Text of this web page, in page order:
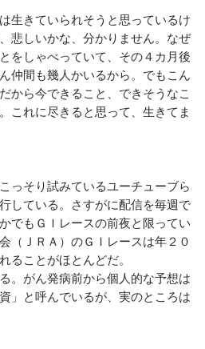
生きていられそうと思っているけ
悲しいかな、分かりません。なぜ
をしゃべっていて、その４カ月後
仲間も幾人かいるから。でもこん
から今できること、できそうなこ
これに尽きると思って、生きてま
っそり試みているユーチューブら
している。さすがに配信を毎週で
でもＧＩレースの前夜と限ってい
（ＪＲＡ）のＧＩレースは年２０
ることがほとんどだ。
。がん発病前から個人的な予想は
」と呼んでいるが、実のところは